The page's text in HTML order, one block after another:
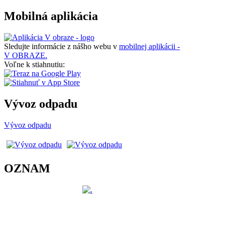
Mobilná aplikácia
Sledujte informácie z nášho webu v mobilnej aplikácii -
V OBRAZE.
Voľne k stiahnutiu:
Vývoz odpadu
Vývoz odpadu
OZNAM